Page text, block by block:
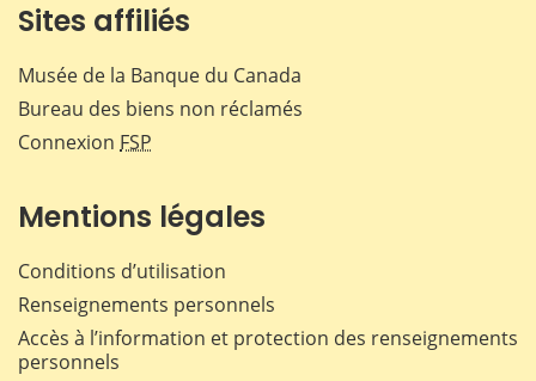
Sites affiliés
Musée de la Banque du Canada
Bureau des biens non réclamés
Connexion FSP
Mentions légales
Conditions d’utilisation
Renseignements personnels
Accès à l’information et protection des renseignements
personnels